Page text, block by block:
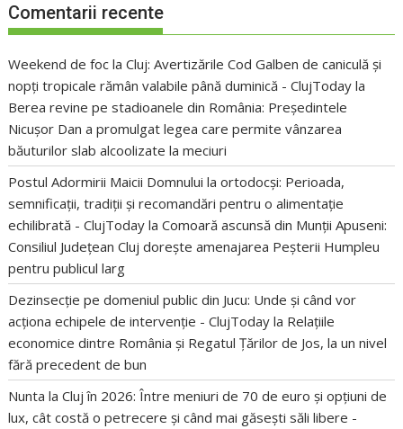
Comentarii recente
Weekend de foc la Cluj: Avertizările Cod Galben de caniculă și
nopți tropicale rămân valabile până duminică - ClujToday la
Berea revine pe stadioanele din România: Președintele
Nicușor Dan a promulgat legea care permite vânzarea
băuturilor slab alcoolizate la meciuri
Postul Adormirii Maicii Domnului la ortodocși: Perioada,
semnificații, tradiții și recomandări pentru o alimentație
echilibrată - ClujToday laComoară ascunsă din Munții Apuseni:
Consiliul Județean Cluj dorește amenajarea Peșterii Humpleu
pentru publicul larg
Dezinsecție pe domeniul public din Jucu: Unde și când vor
acționa echipele de intervenție - ClujToday la Relațiile
economice dintre România și Regatul Țărilor de Jos, la un nivel
fără precedent de bun
Nunta la Cluj în 2026: Între meniuri de 70 de euro și opțiuni de
lux, cât costă o petrecere și când mai găsești săli libere -